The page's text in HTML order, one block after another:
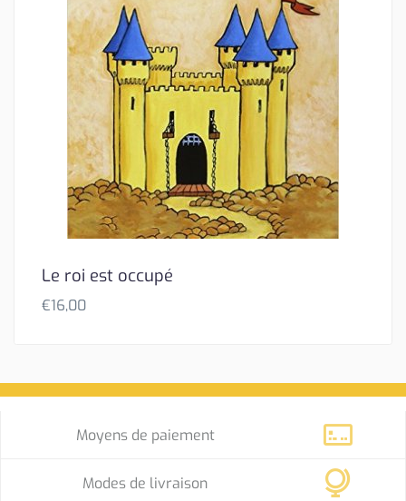
Le roi est occupé
€16,00
Moyens de paiement
Modes de livraison